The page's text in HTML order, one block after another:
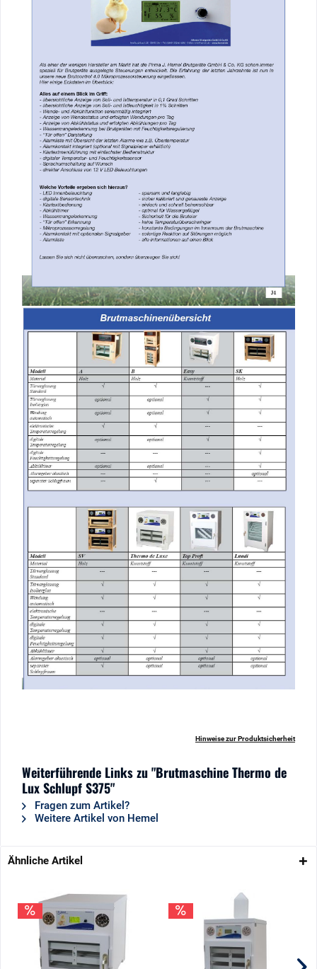
Hinweise zur Produktsicherheit
Weiterführende Links zu "Brutmaschine Thermo de
Lux Schlupf S375"
Fragen zum Artikel?
Weitere Artikel von Hemel
Ähnliche Artikel